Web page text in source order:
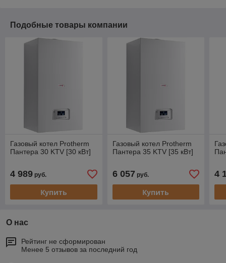
Подобные товары компании
Газовый котел Protherm
Пантера 30 KTV [30 кВт]
4 989 руб.
Купить
Газовый котел Protherm
Пантера 35 KTV [35 кВт]
6 057 руб.
Купить
4
О нас
Рейтинг не сформирован
Менее 5 отзывов за последний год